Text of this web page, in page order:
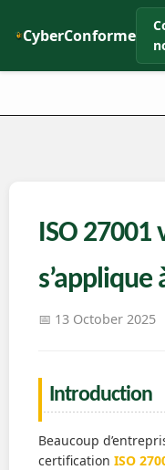
CyberConforme
ISO 27001
📅 13 October 2025
Introduction
Beaucoup
certification ISO